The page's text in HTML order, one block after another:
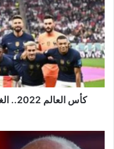
2022..
الغيابات
تضرب
فرنسا
قبل
مواجهة
المغرب
كأس